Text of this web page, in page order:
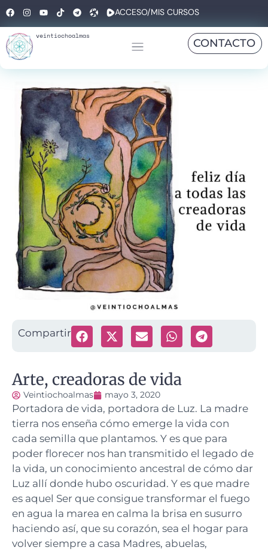
ACCESO/MIS CURSOS
veintiochoalmas
CONTACTO
Compartir
Arte, creadoras de vida
Veintiochoalmas mayo 3, 2020
Portadora de vida, portadora de Luz. La madre
tierra nos enseña cómo emerge la vida con
cada semilla que plantamos. Y es que para
poder florecer nos han transmitido el legado de
la vida, un conocimiento ancestral de cómo dar
Luz allí donde hubo oscuridad. Y es que madre
es aquel Ser que consigue transformar el fuego
en agua la marea en calma la brisa en susurro
haciendo así, que su corazón, sea el hogar para
volver siempre a casa Madres, abuelas,